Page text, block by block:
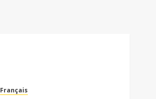
Français